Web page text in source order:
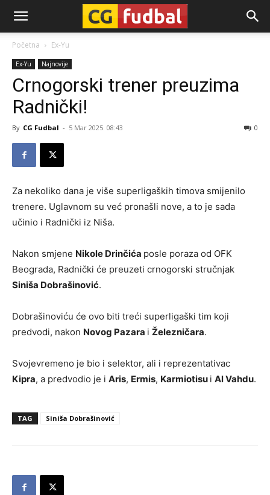
CG-
Fudbal
Početna Ex-Yu
Ex-Yu Najnovije
Crnogorski trener preuzima
Radnički!
By CG Fudbal - 5 Mar 2025. 08:43 0
Za nekoliko dana je više superligaških timova smijenilo
trenere. Uglavnom su već pronašli nove, a to je sada
učinio i Radnički iz Niša.
Nakon smjene Nikole Drinčića posle poraza od OFK
Beograda, Radnički će preuzeti crnogorski stručnjak
Siniša Dobrašinović.
Dobrašinoviću će ovo biti treći superligaški tim koji
predvodi, nakon Novog Pazara i Železničara.
Svojevremeno je bio i selektor, ali i reprezentativac
Kipra, a predvodio je i Aris, Ermis, Karmiotisu i Al Vahdu.
TAG Siniša Dobrašinović